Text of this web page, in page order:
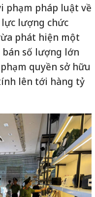
phạm pháp luật về
lượng chức
phát hiện một
số lượng lớn
quyền sở hữu
lên tới hàng tỷ